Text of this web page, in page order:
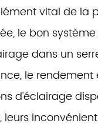
vital de
le bon
dans un
le
d'éclairage
leurs